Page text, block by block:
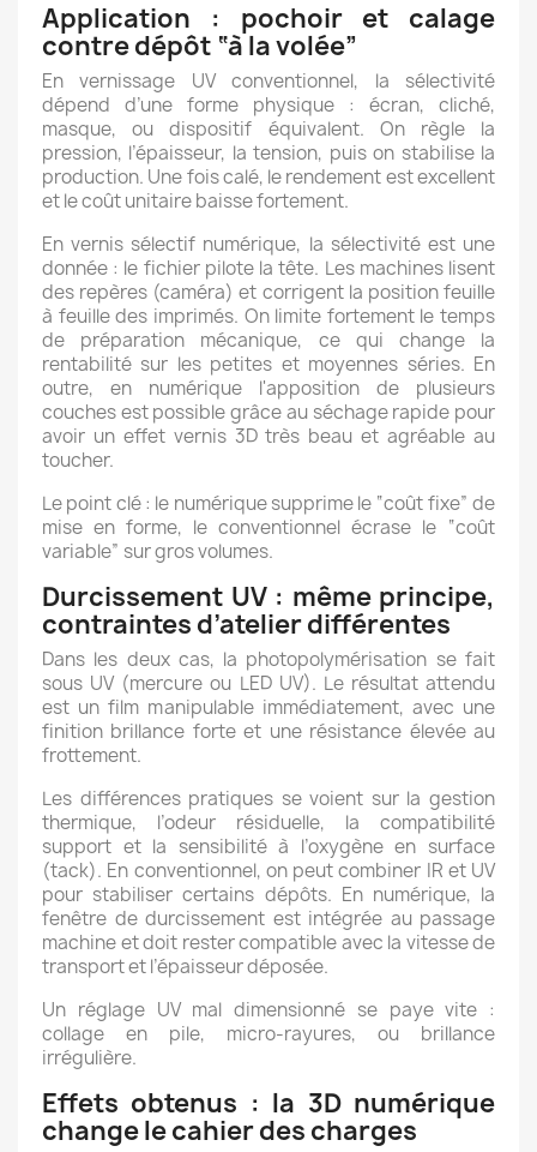
Application : pochoir et calage
contre dépôt “à la volée”
En vernissage UV conventionnel, la sélectivité
dépend d’une forme physique : écran, cliché,
masque, ou dispositif équivalent. On règle la
pression, l’épaisseur, la tension, puis on stabilise la
production. Une fois calé, le rendement est excellent
et le coût unitaire baisse fortement.
En vernis sélectif numérique, la sélectivité est une
donnée : le fichier pilote la tête. Les machines lisent
des repères (caméra) et corrigent la position feuille
à feuille des imprimés. On limite fortement le temps
de préparation mécanique, ce qui change la
rentabilité sur les petites et moyennes séries. En
outre, en numérique l'apposition de plusieurs
couches est possible grâce au séchage rapide pour
avoir un effet vernis 3D très beau et agréable au
toucher.
Le point clé : le numérique supprime le “coût fixe” de
mise en forme, le conventionnel écrase le “coût
variable” sur gros volumes.
Durcissement UV : même principe,
contraintes d’atelier différentes
Dans les deux cas, la photopolymérisation se fait
sous UV (mercure ou LED UV). Le résultat attendu
est un film manipulable immédiatement, avec une
finition brillance forte et une résistance élevée au
frottement.
Les différences pratiques se voient sur la gestion
thermique, l’odeur résiduelle, la compatibilité
support et la sensibilité à l’oxygène en surface
(tack). En conventionnel, on peut combiner IR et UV
pour stabiliser certains dépôts. En numérique, la
fenêtre de durcissement est intégrée au passage
machine et doit rester compatible avec la vitesse de
transport et l’épaisseur déposée.
Un réglage UV mal dimensionné se paye vite :
collage en pile, micro-rayures, ou brillance
irrégulière.
Effets obtenus : la 3D numérique
change le cahier des charges